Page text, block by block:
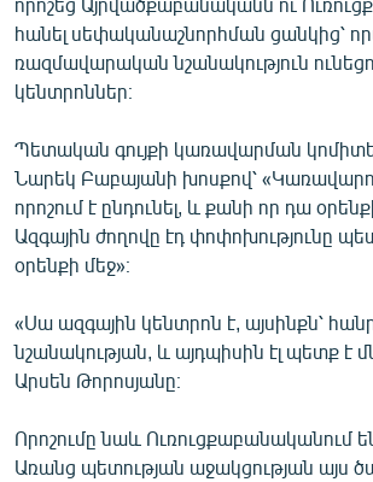
հանել սեփականաշնորհման ցանկից՝
ռազմավարական նշանակություն
կենտրոններ։
Պետական գույքի կառավարման
Նարեկ Բաբայանի խոսքով՝
որոշում է ընդունել, և քանի որ դա
Ազգային ժողովը էդ փոփոխությունը
օրենքի մեջ»։
«Սա ազգային կենտրոն է, այսինքն՝
նշանակության, և այդպիսին էլ պետք է
Արսեն Թորոսյանը։
Որոշումը նաև Ուռուցքաբանականում են
Առանց պետության աջակցության այս